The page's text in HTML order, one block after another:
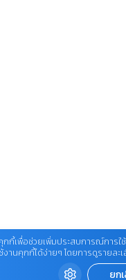
กกี้เพื่อช่วยเพิ่มประสบการณ์การใ
นคุกกี้ได้ง่ายๆ โดยการดูรายละ
ยก